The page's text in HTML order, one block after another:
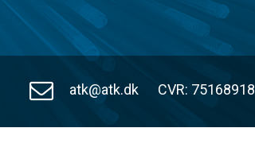
atk@atk.dk CVR: 75168918